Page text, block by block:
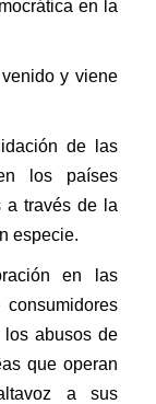
en la
y viene
de las
los países
a través de la
especie.
en las
los abusos de
que operan
a sus